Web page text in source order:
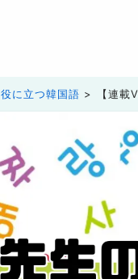
役に立つ韓国語 【連